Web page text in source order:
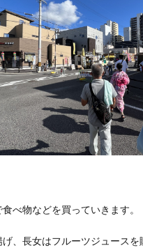
べ物などを買っていきます。
、長女はフルーツジュースを